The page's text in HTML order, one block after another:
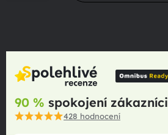
90 % spokojení zákazníci
428 hodnocení